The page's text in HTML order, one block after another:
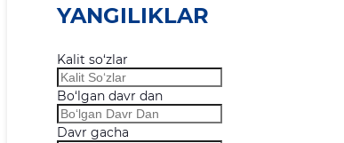
YANGILIKLAR
Kalit so‘zlar
Bo‘lgan davr dan
Davr gacha